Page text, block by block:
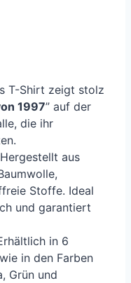
T-Shirt zeigt stolz
1997” auf der
die ihr
Hergestellt aus
Stoffe. Ideal
und garantiert
in 6
in den Farben
Grün und